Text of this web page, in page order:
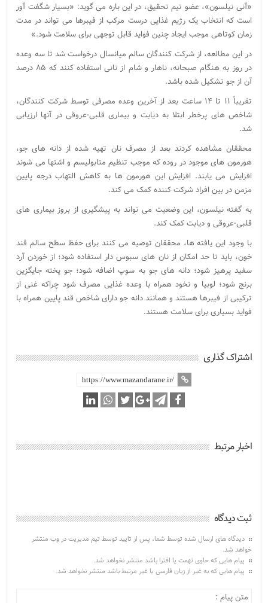
«آنی نیلسون»، عضو تیم تحقیق، در این باره می گوید: «بسیار شگفت آور
است که انتخاب یک رژیم غذایی درست مرکب از فیبرها می تواند در مدت
زمان کوتاهی موجب ایجاد چنین فواید قابل توجهی برای سلامت شود.»
در این مطالعه، از شرکت کنندگان سالم میانسال درخواست شد تا سه وعده
در روز به هنگام صبحانه، ناهار و شام از نانی استفاده کنند که ۸۵ درصد
آن از جو تشکیل شده باشد.
تقریباً ۱۱ تا ۱۴ ساعت بعد از آخرین وعده مصرفی توسط شرکت کنندگان،
شاخص های پرخطر ابتلا به دیابت و بیماری قلبی-عروقی در آنها ارزیابی
شد.
محققان مشاهده کردند بعد از مصرف نان تهیه شده از دانه های جو،
هورمون های موجود در روده که موجب تنظیم متابولیسم و اشتها می شوند
افزایش می یابند. افزایش این هورمون ها به کاهش التهاب درجه پایین
مزمن در بین افراد شرکت کننده کمک می کند.
به گفته نیلسون، این وضعیت می تواند به پیشگیری از بروز بیماری های
قلبی-عروقی و دیابت کمک کند.
با وجود این یافته ها، محققان توصیه می کنند برای حفظ سطح سالم قند
خون، باید تا حد امکان از نان های سبوس دار استفاده شود؛ از خوردن آرد
سفید پرهیز شود؛ دانه های جو به سوپ اضافه شود؛ جو پخته جایگزین
برنج شود؛ لوبیا و نخود همراه با وعده غذایی مصرف شود چراکه غنی از
ترکیبی از فیبرها هستند و همانند دانه جو دارای شاخص قند پایین همراه با
فواید بسیاری برای سلامت هستند.
اشتراک گذاری
اخبار مرتبط
ثبت دیدگاه
دیدگاه های ارسال شده توسط شما، پس از تایید توسط تیم مدیریت در وب منتشر
خواهد شد.
پیام هایی که حاوی تهمت یا افترا باشد منتشر نخواهد شد.
پیام هایی که به غیر از زبان فارسی یا غیر مرتبط باشد منتشر نخواهد شد.